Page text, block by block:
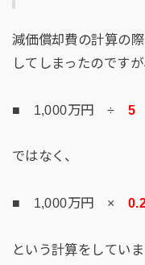
減価償却費の計算の
してしまったのですが
■ 1,000万円 ÷ 5
ではなく、
■ 1,000万円 ×
という計算をしていま